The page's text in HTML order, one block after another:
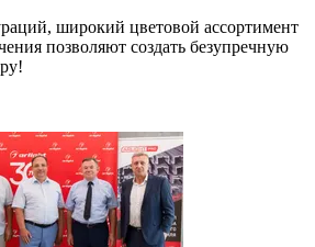
широкий цветовой ассортимент
позволяют создать безупречную